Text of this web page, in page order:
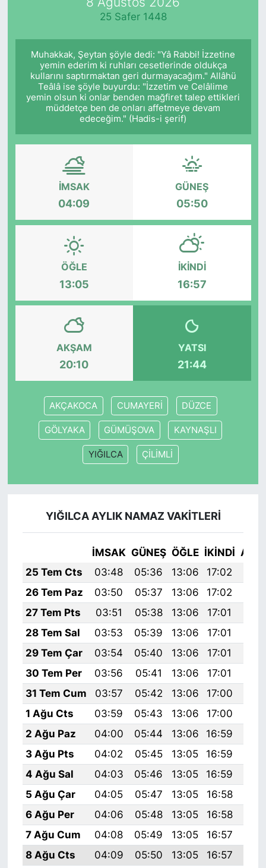
25 Safer 1448
Muhakkak, Şeytan şöyle dedi: "Yâ Rabbi! İzzetine
yemin ederim ki ruhları cesetlerinde oldukça
kullarını saptırmaktan geri durmayacağım." Allâhü
Teâlâ ise şöyle buyurdu: "İzzetim ve Celâlime
yemin olsun ki onlar benden mağfiret talep ettikleri
müddetçe ben de onları affetmeye devam
edeceğim." (Hadis-i şerif)
İMSAK
04:09
GÜNEŞ
05:50
ÖĞLE
13:05
İKINDI
16:57
AKŞAM
20:10
YATSI
21:44
AKÇAKOCA CUMAYERİ DÜZCE
GÖLYAKA GÜMÜŞOVA KAYNAŞLI
YIĞILCA ÇİLİMLİ
YIĞILCA AYLIK NAMAZ VAKITLERI
İMSAK GÜNEŞ ÖĞLE İKINDI
25 Tem Cts
03:48 05:36 13:06 17:02
26 Tem Paz
03:50 05:37 13:06 17:02
27 Tem Pts
03:51 05:38 13:06 17:01
28 Tem Sal
03:53 05:39 13:06 17:01
29 Tem Çar
03:54 05:40 13:06 17:01
30 Tem Per
03:56 05:41 13:06 17:01
31 Tem Cum
03:57 05:42 13:06 17:00
1 Ağu Cts
03:59 05:43 13:06 17:00
2 Ağu Paz
04:00 05:44 13:06 16:59
3 Ağu Pts
04:02 05:45 13:05 16:59
4 Ağu Sal
04:03 05:46 13:05 16:59
5 Ağu Çar
04:05 05:47 13:05 16:58
6 Ağu Per
04:06 05:48 13:05 16:58
7 Ağu Cum
04:08 05:49 13:05 16:57
8 Ağu Cts
04:09 05:50 13:05 16:57